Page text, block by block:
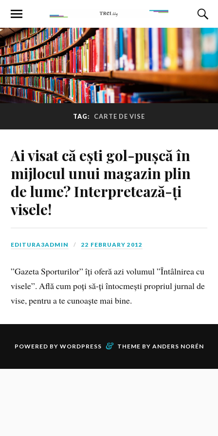
TAG: CARTE DE VISE
Ai visat că ești gol-pușcă în
mijlocul unui magazin plin
de lume? Interpretează-ți
visele!
EDITURA3ADMIN 22 FEBRUARY 2012
”Gazeta Sporturilor” îți oferă azi volumul ”Întâlnirea cu
visele”. Află cum poți să-ți întocmești propriul jurnal de
vise, pentru a te cunoaște mai bine.
POWERED BY WORDPRESS & THEME BY ANDERS NORÉN